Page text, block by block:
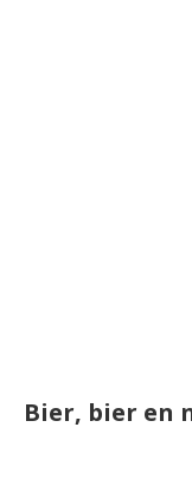
Bier, bier en